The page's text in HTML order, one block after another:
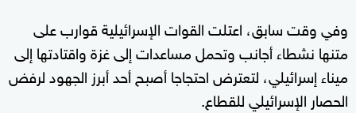
وفي وقت سابق، اعتلت القوات الإسرائيلية قوارب على
متنها نشطاء أجانب وتحمل مساعدات إلى غزة واقتادتها إلى
ميناء إسرائيلي، لتعترض احتجاجا أصبح أحد أبرز الجهود لرفض
الحصار الإسرائيلي للقطاع.